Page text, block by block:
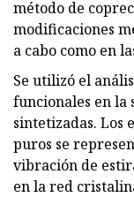
método de
modificaciones
a cabo como en
Se utilizó el
funcionales en la
sintetizadas. Los
puros se
vibración de
en la red